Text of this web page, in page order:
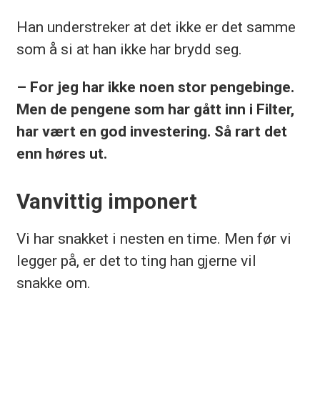
Han understreker at det ikke er det samme
som å si at han ikke har brydd seg.
– For jeg har ikke noen stor pengebinge.
Men de pengene som har gått inn i Filter,
har vært en god investering. Så rart det
enn høres ut.
Vanvittig imponert
Vi har snakket i nesten en time. Men før vi
legger på, er det to ting han gjerne vil
snakke om.